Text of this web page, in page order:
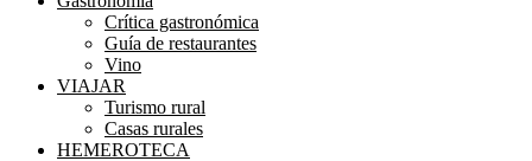
Crítica gastronómica
Guía de restaurantes
Vino
VIAJAR
Turismo rural
Casas rurales
HEMEROTECA